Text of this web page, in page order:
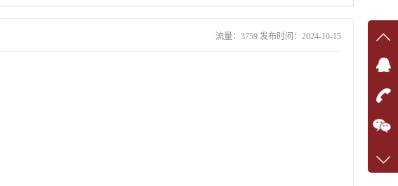
流量：3759 发布时间：2024-10-15
在线
在
咨询
客服